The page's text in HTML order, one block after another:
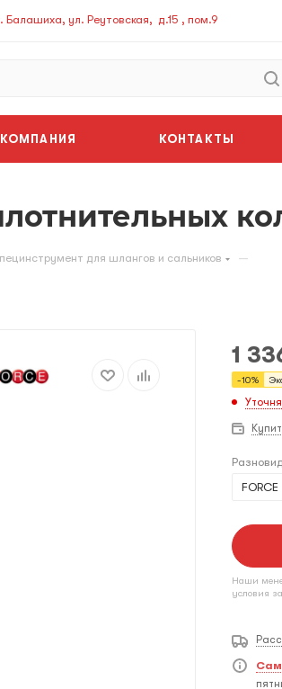
Балашиха, ул. Реутовская, д.15 , пом.9
КОМПАНИЯ КОНТАКТЫ
для шлангов и сальников —
1
-10%
FORCE
Наши
условия